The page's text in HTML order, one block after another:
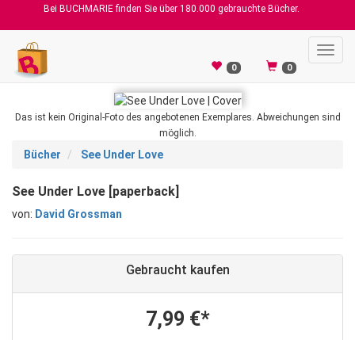
Bei BUCHMARIE finden Sie über 180.000 gebrauchte Bücher.
0 0
Das ist kein Original-Foto des angebotenen Exemplares. Abweichungen sind
möglich.
Bücher See Under Love
See Under Love [paperback]
von: David Grossman
Gebraucht kaufen
7,99 €*